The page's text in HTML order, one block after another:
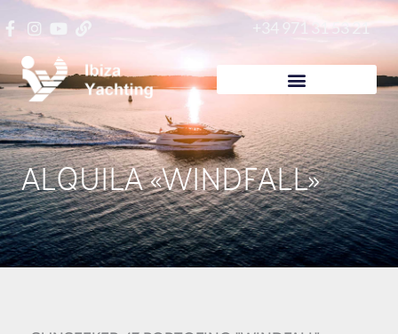
al
contenido
+34 971 31 53 21
ALQUILA «WINDFALL»